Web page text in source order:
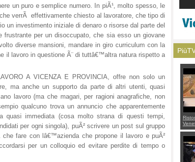
un puro e semplice numero. In piÃ¹, molto spesso, le
verrÃ effettivamente chiesto al lavoratore, che tipo di
un investimento iniziale di denaro o risorse dal parte del
frustrante per un disoccupato, che sia esso un giovane
diverse mansioni, mandare in giro curriculum con la
il lavoro in questione Ã¨ di tuttâ€™altra natura rispetto a
A VICENZA E PROVINCIA, offre non solo un
ma anche un supporto da parte di altri utenti, quasi
lavoro (ma che magari, per ragioni anagrafiche, non
qualcuno trova un annuncio che apparentemente
immediata (cosa molto strana di questi tempi,
per ogni singola), puÃ² scrivere un post sul gruppo
fare con lâ€™azienda che propone il lavoro e puÃ²
per un colloquio ed evitare perdite di tempo o
con